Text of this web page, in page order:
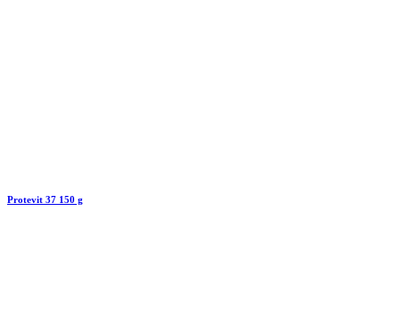
Protevit 37 150 g